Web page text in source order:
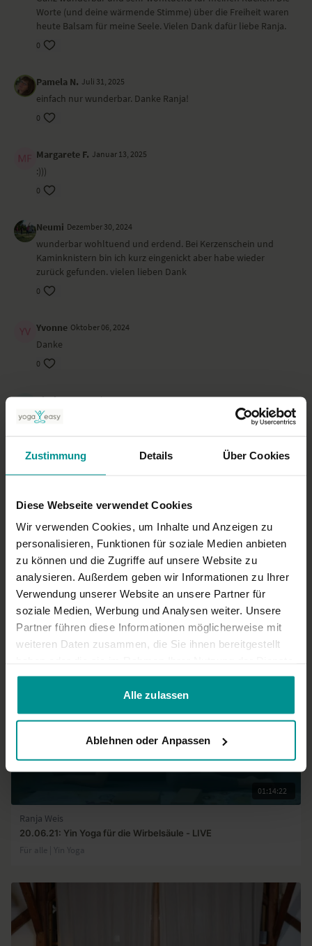
Zustimmung Details Über Cookies
Diese Webseite verwendet Cookies
Wir verwenden Cookies, um Inhalte und Anzeigen zu
personalisieren, Funktionen für soziale Medien anbieten
zu können und die Zugriffe auf unsere Website zu
analysieren. Außerdem geben wir Informationen zu Ihrer
Verwendung unserer Website an unsere Partner für
soziale Medien, Werbung und Analysen weiter. Unsere
Partner führen diese Informationen möglicherweise mit
weiteren Daten zusammen, die Sie ihnen bereitgestellt
gesammelt haben.
Alle zulassen
Ablehnen oder Anpassen
Worte (und deine wärmende Stimme) über die Freiheit waren
heute Balsam für meine Seele. Vielen Dank dafür liebe Ranja.
0
Pamela N. Juli 31, 2025
einfach nur wunderbar. Danke Ranja!
0
Margarete F. Januar 13, 2025
:)))
0
Neumi Dezember 30, 2024
wunderbar wohltuend und erdend. Bei Kerzenschein und
Kaminknistern bin ich kurz eingenickt aber habe wieder
zurück gefunden. vielen lieben Dank
0
Yvonne Oktober 06, 2024
Danke
0
Birgit S. September 16, 2024
Sehr schön
Griet B. September 09, 2024
Wohltat für Körper und Seele. Dankeschön, liebe Ranja!
0
Mehr laden
Ähnliche Videos
01:14:22
Ranja Weis
20.06.21: Yin Yoga für die Wirbelsäule - LIVE
Für alle | Yin Yoga